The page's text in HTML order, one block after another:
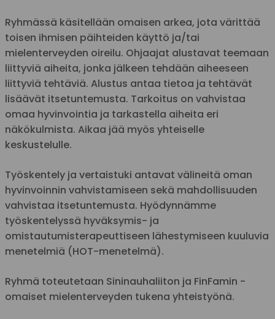
Ryhmässä käsitellään omaisen arkea, jota värittää
toisen ihmisen päihteiden käyttö ja/tai
mielenterveyden oireilu. Ohjaajat alustavat teemaan
liittyviä aiheita, jonka jälkeen tehdään aiheeseen
liittyviä tehtäviä. Alustus antaa tietoa ja tehtävät
lisäävät itsetuntemusta. Tarkoitus on vahvistaa
omaa hyvinvointia ja tarkastella aiheita eri
näkökulmista. Aikaa jää myös yhteiselle
keskustelulle.
Työskentely ja vertaistuki antavat välineitä oman
hyvinvoinnin vahvistamiseen sekä mahdollisuuden
vahvistaa itsetuntemusta. Hyödynnämme
työskentelyssä hyväksymis- ja
omistautumisterapeuttiseen lähestymiseen kuuluvia
menetelmiä (HOT-menetelmä).
Ryhmä toteutetaan Sininauhaliiton ja FinFamin -
omaiset mielenterveyden tukena yhteistyönä.